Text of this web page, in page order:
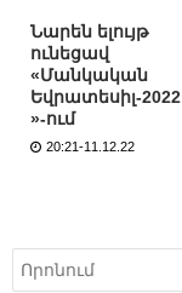
Նարեն ելույթ
ունեցավ
«Մանկական
Եվրատեսիլ-2022
»-ում
20:21-11.12.22
Որոնել